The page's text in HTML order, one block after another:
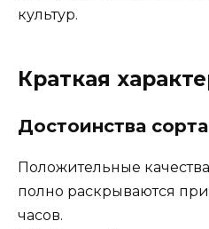
культур.
Краткая
Достоинства сорта
Положительные
полно раскрываются
часов.